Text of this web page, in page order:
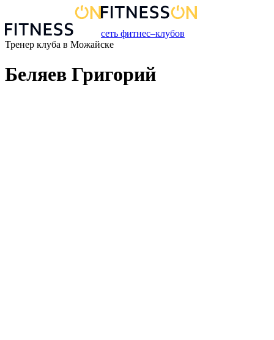
сеть фитнес–клубов
Тренер клуба в Можайске
Беляев Григорий